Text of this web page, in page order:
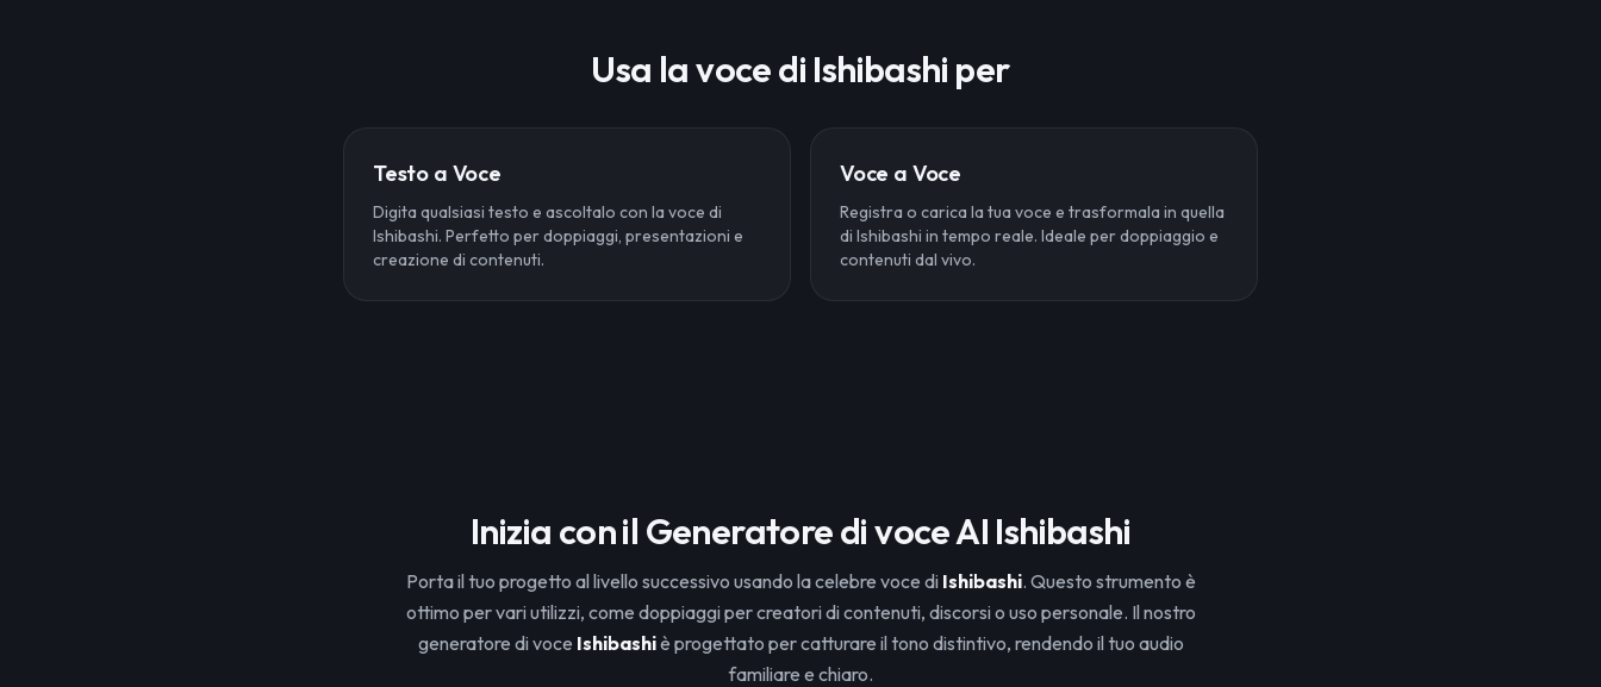
Usa la voce di Ishibashi per
Testo a Voce
Digita qualsiasi testo e ascoltalo con la voce di
Ishibashi. Perfetto per doppiaggi, presentazioni e
creazione di contenuti.
Voce a Voce
Registra o carica la tua voce e trasformala in quella
di Ishibashi in tempo reale. Ideale per doppiaggio e
contenuti dal vivo.
Inizia con il Generatore di voce AI Ishibashi
Porta il tuo progetto al livello successivo usando la celebre voce di Ishibashi. Questo strumento è
ottimo per vari utilizzi, come doppiaggi per creatori di contenuti, discorsi o uso personale. Il nostro
generatore di voce Ishibashiè progettato per catturare il tono distintivo, rendendo il tuo audio
familiare e chiaro.